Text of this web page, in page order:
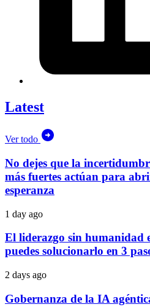
Latest
Ver todo
No dejes que la
más fuertes actúan para
esperanza
1 day ago
El liderazgo sin humanidad
puedes solucionarlo en 3
2 days ago
Gobernanza de la IA